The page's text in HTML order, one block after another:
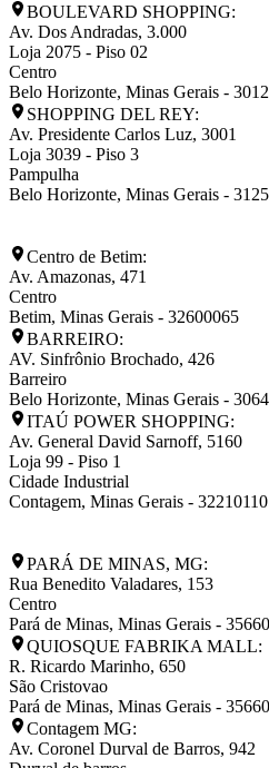
BOULEVARD SHOPPING:
Av. Dos Andradas, 3.000
Loja 2075 - Piso 02
Centro
Belo Horizonte, Minas Gerais -
SHOPPING DEL REY:
Av. Presidente Carlos Luz, 3001
Loja 3039 - Piso 3
Pampulha
Belo Horizonte, Minas Gerais -
Centro de Betim:
Av. Amazonas, 471
Centro
Betim, Minas Gerais - 32600065
BARREIRO:
AV. Sinfrônio Brochado, 426
Barreiro
Belo Horizonte, Minas Gerais -
ITAÚ POWER SHOPPING:
Av. General David Sarnoff, 5160
Loja 99 - Piso 1
Cidade Industrial
Contagem, Minas Gerais - 32210110
PARÁ DE MINAS, MG:
Rua Benedito Valadares, 153
Centro
Pará de Minas, Minas Gerais -
QUIOSQUE FABRIKA MALL:
R. Ricardo Marinho, 650
São Cristovao
Pará de Minas, Minas Gerais -
Contagem MG:
Av. Coronel Durval de Barros, 942